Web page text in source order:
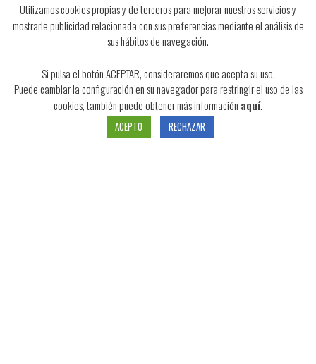
Utilizamos cookies propias y de terceros para mejorar nuestros servicios y
mostrarle publicidad relacionada con sus preferencias mediante el análisis de
sus hábitos de navegación.
Si pulsa el botón ACEPTAR, consideraremos que acepta su uso.
Puede cambiar la configuración en su navegador para restringir el uso de las
cookies, también puede obtener más información aquí.
ACEPTO RECHAZAR